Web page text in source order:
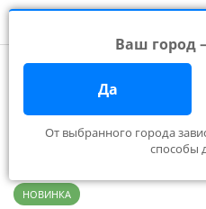
Ваш город
Да
От выбранного города
способы
Каталог
Сплит-система CT-65L07+
Сплит-система CT-
НОВИНКА